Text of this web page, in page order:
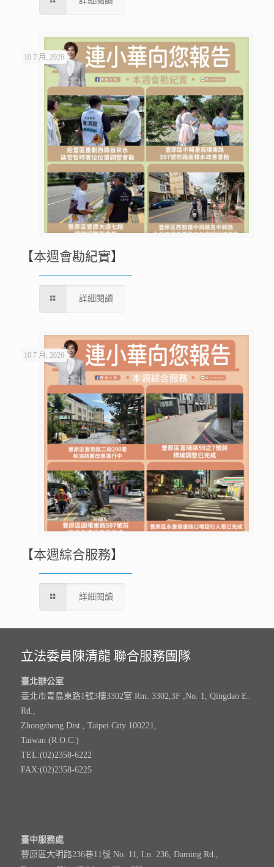
10 7 月, 2026
【本週會勘紀實】
詳細閱讀
10 7 月, 2026
【本週綜合服務】
詳細閱讀
立法委員陳清龍 聯合服務團隊
臺北辦公室
臺北市青島東路1號3樓3302室 Rm. 3302,3F ,No. 1, Qingdao E.
Rd.,
Zhongzheng Dist., Taipei City 100221,
Taiwan (R.O.C.)
TEL:(02)2358-6222
FAX:(02)2358-6225
臺中服務處
豐原區大明路236巷11號 No. 11, Ln. 236, Daming Rd.,